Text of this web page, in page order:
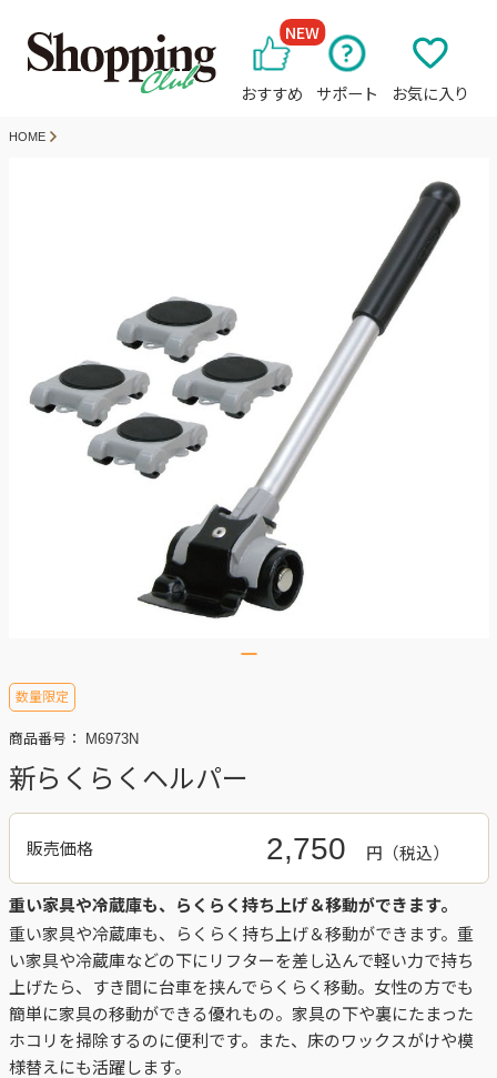
おすすめ
NEW
サポート お気に入り
HOME
数量限定
商品番号： M6973N
新らくらくヘルパー
販売価格 2,750 円
重い家具や冷蔵庫も、らくらく持ち上げ＆移動ができます。
重い家具や冷蔵庫も、らくらく持ち上げ＆移動ができます。重
い家具や冷蔵庫などの下にリフターを差し込んで軽い力で持ち
上げたら、すき間に台車を挟んでらくらく移動。女性の方でも
簡単に家具の移動ができる優れもの。家具の下や裏にたまった
ホコリを掃除するのに便利です。また、床のワックスがけや模
様替えにも活躍します。